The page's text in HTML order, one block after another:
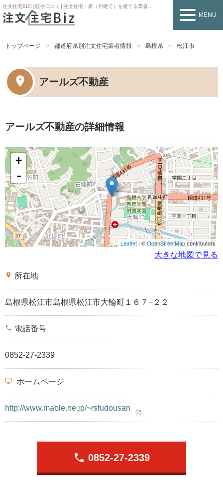
注文住宅BIZ比較や口コミ│注文住宅・家（戸建て）を建てる業者を探すなら
MENU
トップページ 都道府県別注文住宅業者情報 島根県 松江市
アールズ不動産
アールズ不動産の詳細情報
+
-
Leaflet | ©OpenStreetMapcontributors
大きな地図で見る
place 所在地
島根県松江市島根県松江市大輪町１６７−２２
phone 電話番号
0852-27-2339
desktop_windows ホームページ
http://www.mable.ne.jp/~rsfudousan
open_in_new
phone 0852-27-2339